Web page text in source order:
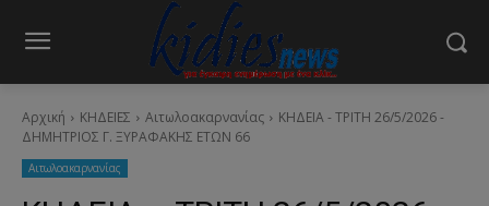
Αρχική ΚΗΔΕΙΕΣ Aιτωλοακαρνανίας
ΚΗΔΕΙΑ - ΤΡΙΤΗ 26/5/2026 -
ΔΗΜΗΤΡΙΟΣ Γ. ΞΥΡΑΦΑΚΗΣ ΕΤΩΝ 66
Aιτωλοακαρνανίας